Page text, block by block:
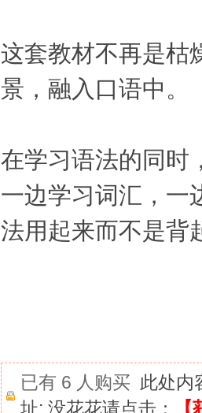
这套教材不再是枯
景，融入口语中。
在学习语法的同时
一边学习词汇，一
法用起来而不是背
已有 6 人购买 此处内
址; 没花花请点击：